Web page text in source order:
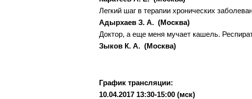
Легкий шаг в терапии хронических
Адырхаев З. А. (Москва)
Доктор, а еще меня мучает кашель.
Зыков К. А. (Москва)
График трансляции:
10.04.2017 13:30-15:00 (мск)